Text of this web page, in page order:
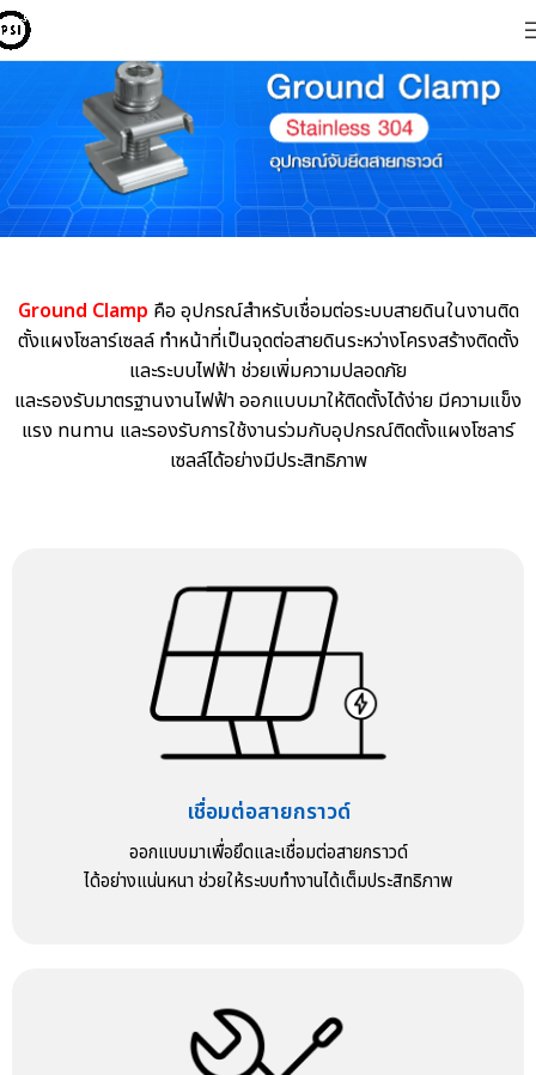
Ground Clamp คือ อุปกรณ์สำหรับเชื่อมต่อระบบสายดินในงานติด
ตั้งแผงโซลาร์เซลล์ ทำหน้าที่เป็นจุดต่อสายดินระหว่างโครงสร้างติดตั้ง
และระบบไฟฟ้า ช่วยเพิ่มความปลอดภัย
และรองรับมาตรฐานงานไฟฟ้า ออกแบบมาให้ติดตั้งได้ง่าย มีความแข็ง
แรง ทนทาน และรองรับการใช้งานร่วมกับอุปกรณ์ติดตั้งแผงโซลาร์
เซลล์ได้อย่างมีประสิทธิภาพ
เชื่อมต่อสายกราวด์
ออกแบบมาเพื่อยึดและเชื่อมต่อสายกราวด์
ได้อย่างแน่นหนา ช่วยให้ระบบทำงานได้เต็มประสิทธิภาพ